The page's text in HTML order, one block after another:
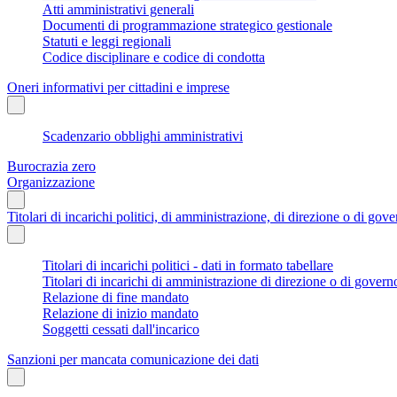
Atti amministrativi generali
Documenti di programmazione strategico gestionale
Statuti e leggi regionali
Codice disciplinare e codice di condotta
Oneri informativi per cittadini e imprese
Scadenzario obblighi amministrativi
Burocrazia zero
Organizzazione
Titolari di incarichi politici, di amministrazione, di direzione o di
Titolari di incarichi politici - dati in formato tabellare
Titolari di incarichi di amministrazione di direzione o di
Relazione di fine mandato
Relazione di inizio mandato
Soggetti cessati dall'incarico
Sanzioni per mancata comunicazione dei dati